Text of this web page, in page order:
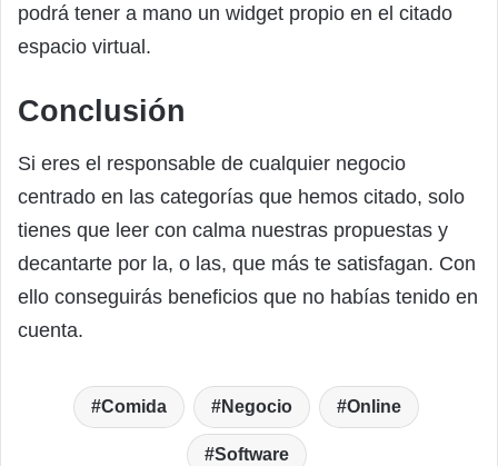
podrá tener a mano un widget propio en el citado
espacio virtual.
Conclusión
Si eres el responsable de cualquier negocio
centrado en las categorías que hemos citado, solo
tienes que leer con calma nuestras propuestas y
decantarte por la, o las, que más te satisfagan. Con
ello conseguirás beneficios que no habías tenido en
cuenta.
Comida Negocio Online
Software